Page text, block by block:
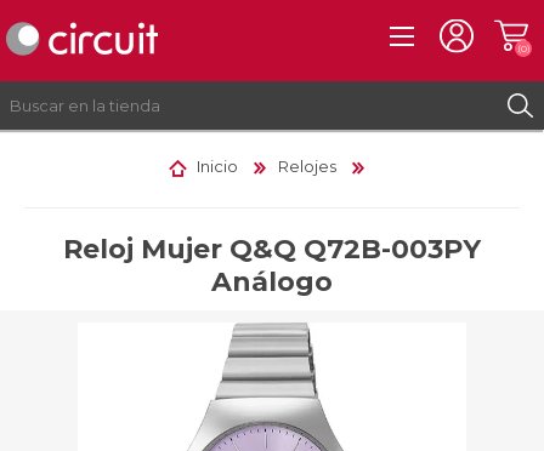
INICIAR SESIÓN
(0)
Inicio Relojes
Reloj Mujer Q&Q Q72B-003PY
Análogo